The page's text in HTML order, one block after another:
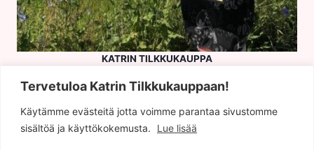
Tervetuloa Katrin Tilkkukauppaan!
Käytämme evästeitä jotta voimme parantaa sivustomme
sisältöä ja käyttökokemusta.
Lue lisää
KATRIN TILKKUKAUPPA
Y-tunnus: 1013506-4